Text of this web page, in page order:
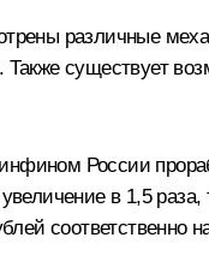
различные
существует
России
в 1,5
соответственно